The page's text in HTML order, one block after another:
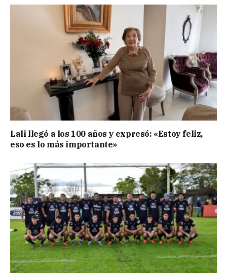
Lali llegó a los 100 años y expresó: «Estoy feliz,
eso es lo más importante»